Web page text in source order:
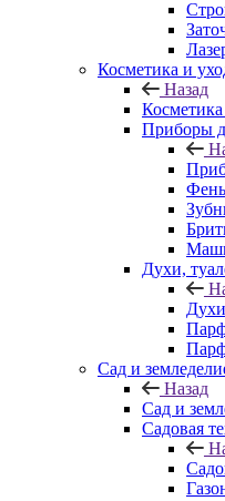
Косметика и
Назад
Приборы
Духи,
Сад и
Назад
Сад и
Садовая